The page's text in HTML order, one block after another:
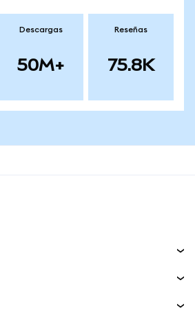
Descargas
50M+
Reseñas
75.8K